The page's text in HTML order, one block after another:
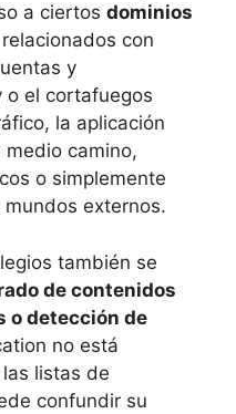
a ciertos dominios
relacionados con
y
o el cortafuegos
la aplicación
camino,
o simplemente
externos.
también se
de contenidos
o detección de
no está
listas de
confundir su